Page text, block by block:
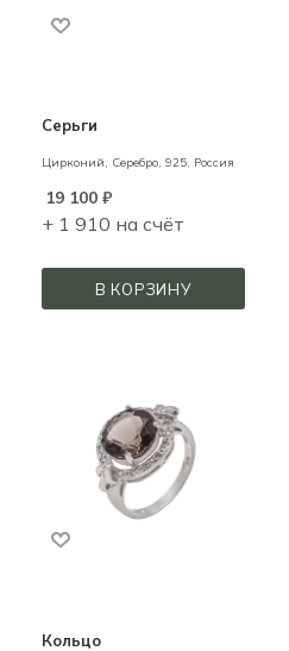
Серьги
Цирконий, Серебро, 925, Россия
19 100 ₽
+ 1 910 на счёт
В КОРЗИНУ
Кольцо